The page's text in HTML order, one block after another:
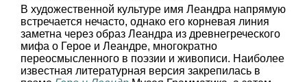
В художественной культуре имя Леандра напрямую
встречается нечасто, однако его корневая линия
заметна через образ Леандра из древнегреческого
мифа о Герое и Леандре, многократно
переосмысленного в поэзии и живописи. Наиболее
известная литературная версия закрепилась в